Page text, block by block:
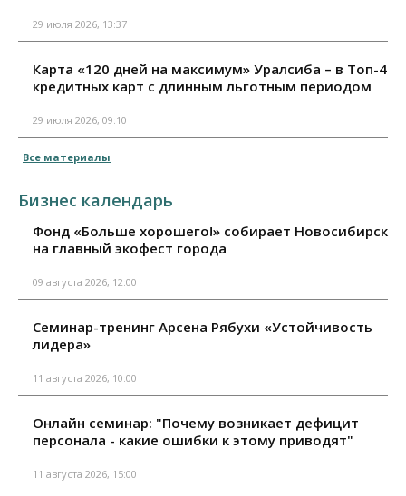
29 июля 2026, 13:37
Карта «120 дней на максимум» Уралсиба – в Топ-4
кредитных карт с длинным льготным периодом
29 июля 2026, 09:10
Все материалы
Бизнес календарь
Фонд «Больше хорошего!» собирает Новосибирск
на главный экофест города
09 августа 2026, 12:00
Семинар-тренинг Арсена Рябухи «Устойчивость
лидера»
11 августа 2026, 10:00
Онлайн семинар: "Почему возникает дефицит
персонала - какие ошибки к этому приводят"
11 августа 2026, 15:00